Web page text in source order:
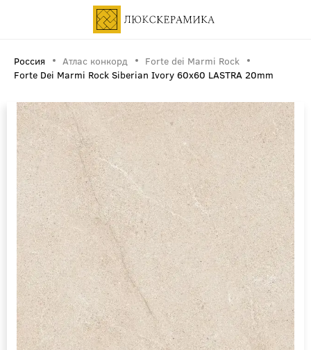
Россия Атлас конкорд
Forte dei Marmi Rock
Forte Dei Marmi Rock Siberian Ivory 60x60 LASTRA 20mm